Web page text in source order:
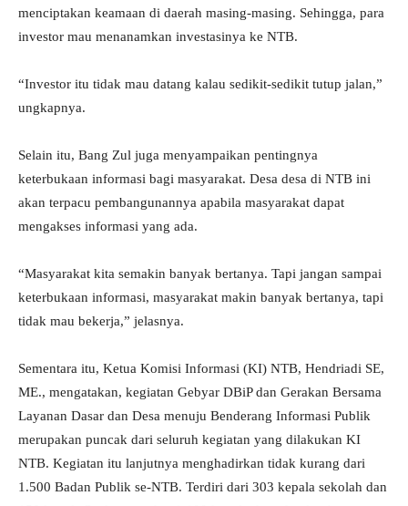
menciptakan keamaan di daerah masing-masing. Sehingga, para
investor mau menanamkan investasinya ke NTB.
“Investor itu tidak mau datang kalau sedikit-sedikit tutup jalan,”
ungkapnya.
Selain itu, Bang Zul juga menyampaikan pentingnya
keterbukaan informasi bagi masyarakat. Desa desa di NTB ini
akan terpacu pembangunannya apabila masyarakat dapat
mengakses informasi yang ada.
“Masyarakat kita semakin banyak bertanya. Tapi jangan sampai
keterbukaan informasi, masyarakat makin banyak bertanya, tapi
tidak mau bekerja,” jelasnya.
Sementara itu, Ketua Komisi Informasi (KI) NTB, Hendriadi SE,
ME., mengatakan, kegiatan Gebyar DBiP dan Gerakan Bersama
Layanan Dasar dan Desa menuju Benderang Informasi Publik
merupakan puncak dari seluruh kegiatan yang dilakukan KI
NTB. Kegiatan itu lanjutnya menghadirkan tidak kurang dari
1.500 Badan Publik se-NTB. Terdiri dari 303 kepala sekolah dan